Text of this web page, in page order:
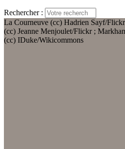
Rechercher :
La Courneuve (cc) Hadrien Sayf/
(cc) Jeanne Menjoulet/Flickr ;
(cc) IDuke/Wikicommons